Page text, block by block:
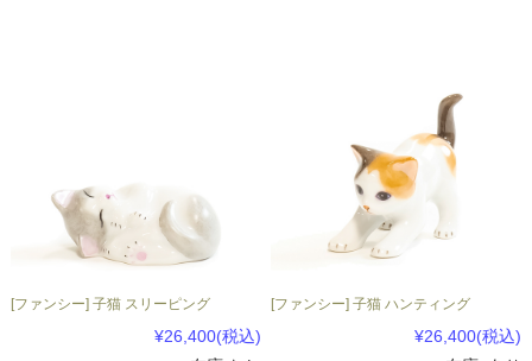
[ファンシー] 子猫 スリーピング
¥26,400(税込)
[ファンシー] 子猫 ハンティング
¥26,400(税込)